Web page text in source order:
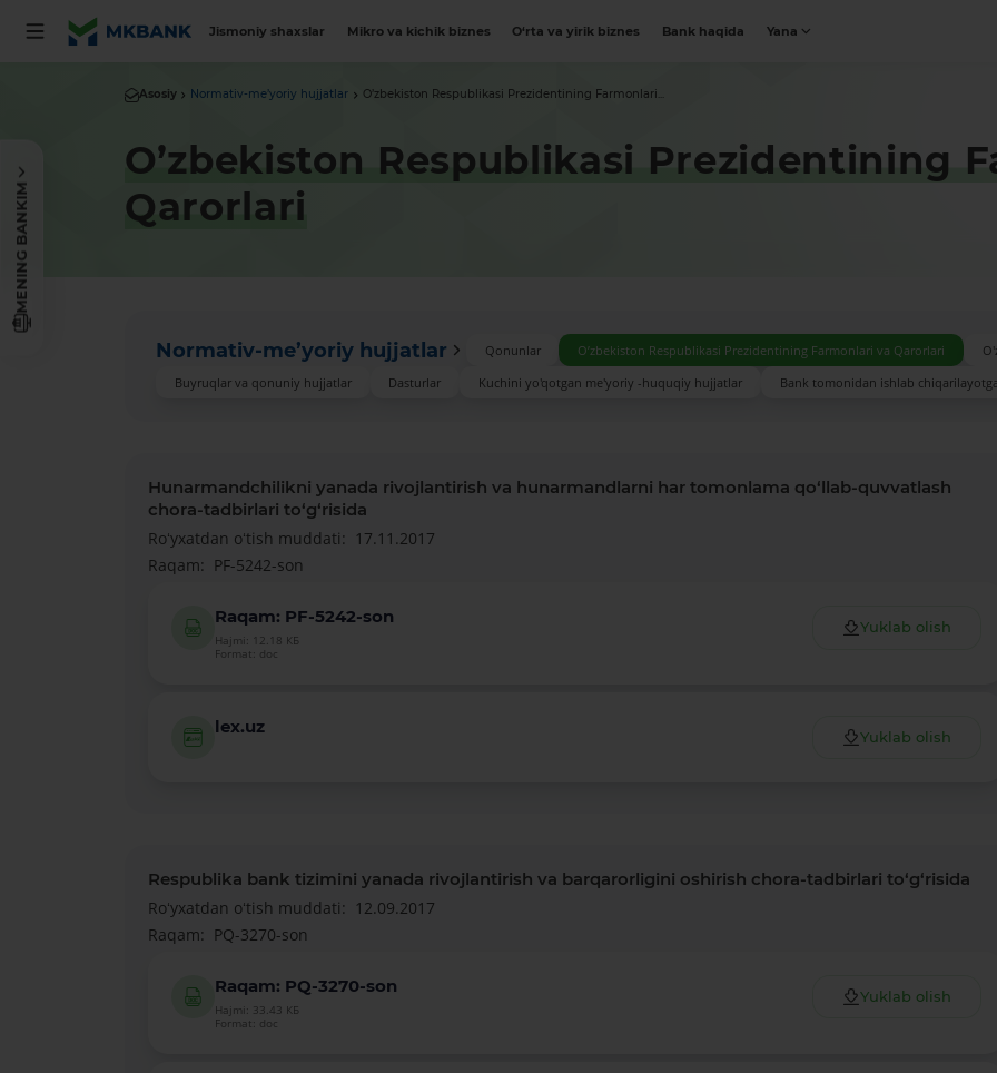
Jismoniy shaxslar Mikro va kichik biznes O‘rta va yirik biznes Bank haqida Yana
MENING BANKIM
Asosiy Normativ-me’yoriy hujjatlar O’zbekiston Respublikasi Prezidentining Farmonlari...
O’zbekiston Respublikasi Prezidentining
Qarorlari
Normativ-me’yoriy hujjatlar Qonunlar O’zbekiston Respublikasi Prezidentining Farmonlari va Qarorlari
Buyruqlar va qonuniy hujjatlar
Dasturlar Kuchini yo'qotgan me'yoriy -huquqiy hujjatlar Bank tomonidan ishlab
Hunarmandchilikni yanada rivojlantirish va hunarmandlarni har tomonlama qo‘llab-quvvatlash
chora-tadbirlari to‘g‘risida
Roʻyxatdan oʻtish muddati:
17.11.2017
Raqam: PF-5242-son
Raqam: PF-5242-son
Hajmi: 12.18 КБ
Format: doc
Yuklab olish
lex.uz
Yuklab olish
Respublika bank tizimini yanada rivojlantirish va barqarorligini oshirish chora-tadbirlari to‘g‘risida
Roʻyxatdan oʻtish muddati:
12.09.2017
Raqam: PQ-3270-son
Raqam: PQ-3270-son
Hajmi: 33.43 КБ
Format: doc
Yuklab olish